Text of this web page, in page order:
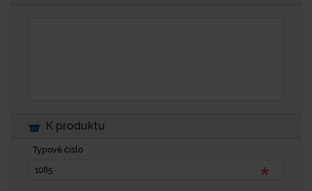
K produktu
Typové číslo